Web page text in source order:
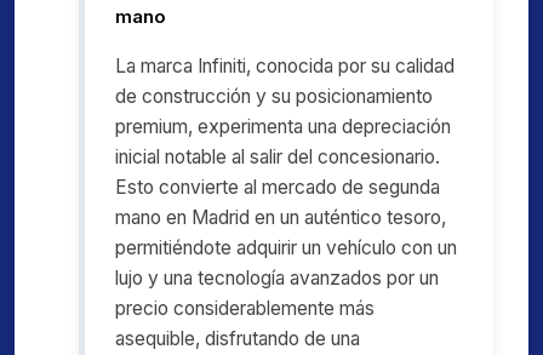
mano
La marca Infiniti, conocida por su calidad
de construcción y su posicionamiento
premium, experimenta una depreciación
inicial notable al salir del concesionario.
Esto convierte al mercado de segunda
mano en Madrid en un auténtico tesoro,
permitiéndote adquirir un vehículo con un
lujo y una tecnología avanzados por un
precio considerablemente más
asequible, disfrutando de una